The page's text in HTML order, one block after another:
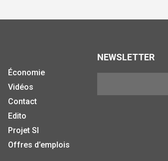
Économie
Vidéos
Contact
Edito
Projet SI
Offres d’emplois
NEWSLETTER